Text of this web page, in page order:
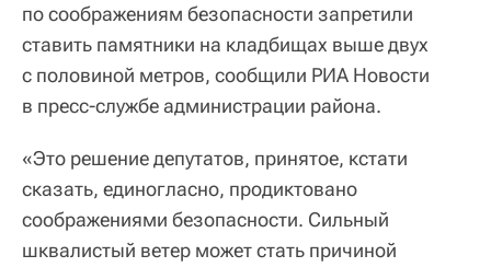
по соображениям безопасности запретили
ставить памятники на кладбищах выше двух
с половиной метров, сообщили РИА Новости
в пресс-службе администрации района.
«Это решение депутатов, принятое, кстати
сказать, единогласно, продиктовано
соображениями безопасности. Сильный
шквалистый ветер может стать причиной